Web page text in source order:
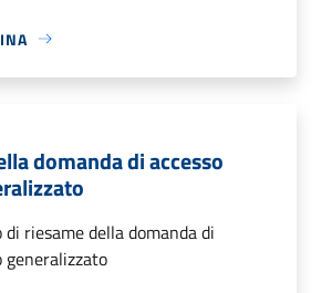
domanda di accesso
riesame della domanda di
generalizzato